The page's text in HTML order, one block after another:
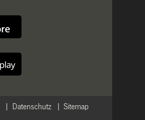
Sitemap
Datenschutz